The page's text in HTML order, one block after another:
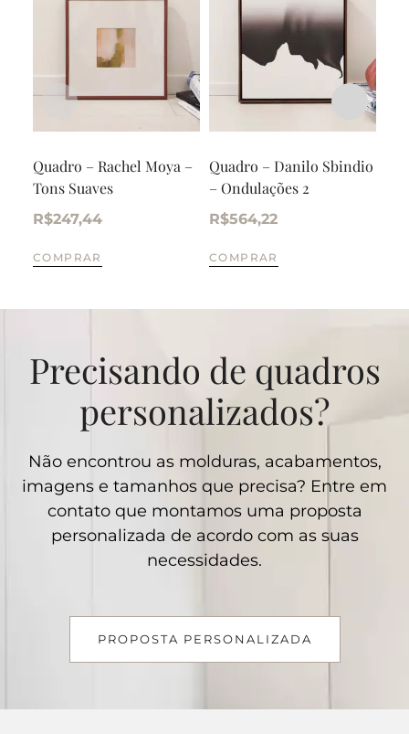
Quadro – Rachel Moya –
Tons Suaves
R$247,44
COMPRAR
Quadro – Danilo Sbindio
– Ondulações 2
R$564,22
COMPRAR
Precisando de quadros
personalizados?
Não encontrou as molduras, acabamentos,
imagens e tamanhos que precisa? Entre em
contato que montamos uma proposta
personalizada de acordo com as suas
necessidades.
PROPOSTA PERSONALIZADA